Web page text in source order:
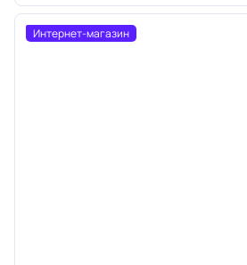
Интернет-магазин